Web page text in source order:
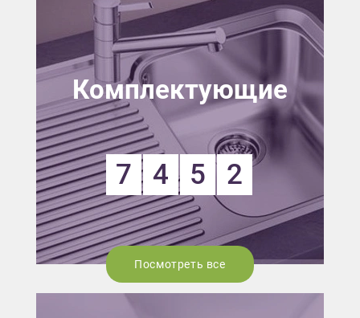
Комплектующие
7 4 5 2
Посмотреть все